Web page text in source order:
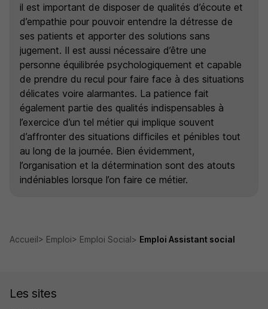
il est important de disposer de qualités d’écoute et
d’empathie pour pouvoir entendre la détresse de
ses patients et apporter des solutions sans
jugement. Il est aussi nécessaire d’être une
personne équilibrée psychologiquement et capable
de prendre du recul pour faire face à des situations
délicates voire alarmantes. La patience fait
également partie des qualités indispensables à
l’exercice d’un tel métier qui implique souvent
d’affronter des situations difficiles et pénibles tout
au long de la journée. Bien évidemment,
l’organisation et la détermination sont des atouts
indéniables lorsque l’on faire ce métier.
Accueil Emploi Emploi Social Emploi Assistant social
Les sites